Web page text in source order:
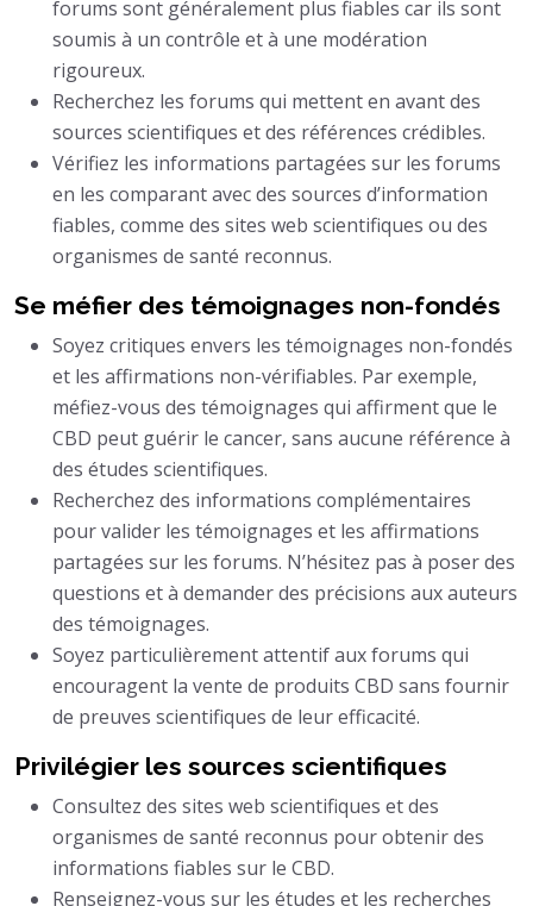
forums sont généralement plus fiables car ils sont
soumis à un contrôle et à une modération
rigoureux.
Recherchez les forums qui mettent en avant des
sources scientifiques et des références crédibles.
Vérifiez les informations partagées sur les forums
en les comparant avec des sources d’information
fiables, comme des sites web scientifiques ou des
organismes de santé reconnus.
Se méfier des témoignages non-fondés
Soyez critiques envers les témoignages non-fondés
et les affirmations non-vérifiables. Par exemple,
méfiez-vous des témoignages qui affirment que le
CBD peut guérir le cancer, sans aucune référence à
des études scientifiques.
Recherchez des informations complémentaires
pour valider les témoignages et les affirmations
partagées sur les forums. N’hésitez pas à poser des
questions et à demander des précisions aux auteurs
des témoignages.
Soyez particulièrement attentif aux forums qui
encouragent la vente de produits CBD sans fournir
de preuves scientifiques de leur efficacité.
Privilégier les sources scientifiques
Consultez des sites web scientifiques et des
organismes de santé reconnus pour obtenir des
informations fiables sur le CBD.
Renseignez-vous sur les études et les recherches